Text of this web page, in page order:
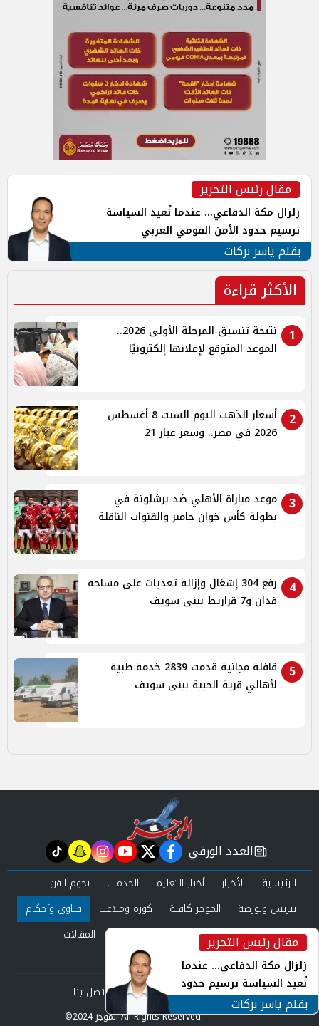
مقال رئيس التحرير
زلزال مكة الدفاعي... عندما تُعيد السياسة
ترسيم حدود الأمن القومي العربي
بقلم ياسر بركات
الأكثر قراءة
1
نتيجة تنسيق المرحلة الأولى 2026..
الموعد المتوقع لإعلانها إلكترونيًا
2
أسعار الذهب اليوم السبت 8 أغسطس
2026 في مصر.. وسعر عيار 21
3
موعد مباراة الأهلي ضد برشلونة في
بطولة كأس خوان جامبر والقنوات الناقلة
4
رفع 304 إشغال وإزالة تعديات على مساحة
فدان و7 قراريط ببنى سويف
5
قافلة مجانية قدمت 2839 خدمة طبية
لأهالي قرية الحيبة ببنى سويف
مقال رئيس التحرير
زلزال مكة الدفاعي... عندما
تُعيد السياسة ترسيم حدود
الأمن القومي العربي
بقلم ياسر بركات
newspaper
العدد الورقي facebook
twitter
youtube
instagram
snapchat
tiktok
الرئيسية الأخبار أخبار التعليم الخدمات
نجوم الفن
بيزنس وبورصة
الموجز كافية كورة وملاعب
فتاوى وأحكام
صحة وجمال
عرب وعالم حوادث ومحاكم
المقالات
العدد الورقي
من نحن
سياسة الخصوصية اتصل بنا
©2024 الموجز All Rights Reserved.